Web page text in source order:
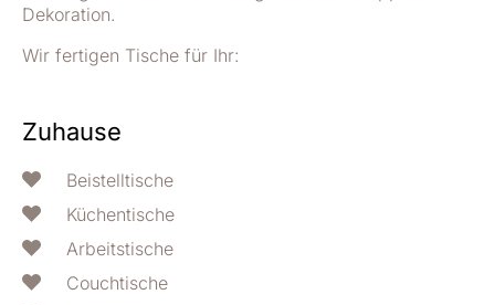
Dekoration.
Wir fertigen Tische für Ihr:
Zuhause
Beistelltische
Küchentische
Arbeitstische
Couchtische